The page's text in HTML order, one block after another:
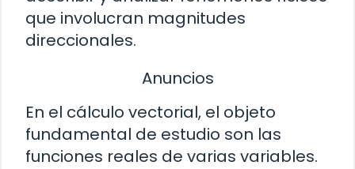
que involucran magnitudes
direccionales.
Anuncios
En el cálculo vectorial, el objeto
fundamental de estudio son las
funciones reales de varias variables.